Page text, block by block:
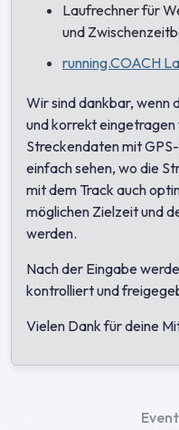
Laufrechner für
und
running.COACH
Wir sind dankbar, wenn
und korrekt
Streckendaten mit
einfach sehen, wo die
mit dem Track auch
möglichen Zielzeit und
werden.
Nach der Eingabe
kontrolliert und
Vielen Dank für deine